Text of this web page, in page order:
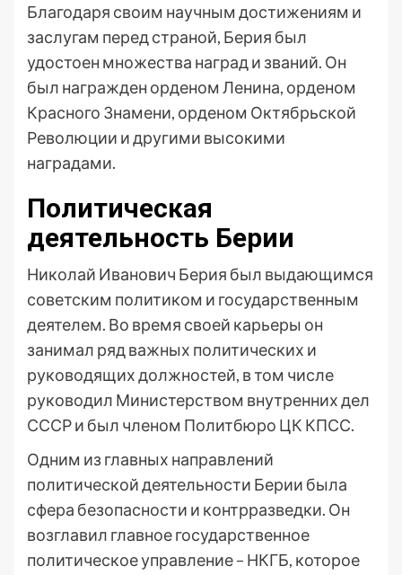
Благодаря своим научным достижениям и
заслугам перед страной, Берия был
удостоен множества наград и званий. Он
был награжден орденом Ленина, орденом
Красного Знамени, орденом Октябрьской
Революции и другими высокими
наградами.
Политическая
деятельность Берии
Николай Иванович Берия был выдающимся
советским политиком и государственным
деятелем. Во время своей карьеры он
занимал ряд важных политических и
руководящих должностей, в том числе
руководил Министерством внутренних дел
СССР и был членом Политбюро ЦК КПСС.
Одним из главных направлений
политической деятельности Берии была
сфера безопасности и контрразведки. Он
возглавил главное государственное
политическое управление – НКГБ, которое